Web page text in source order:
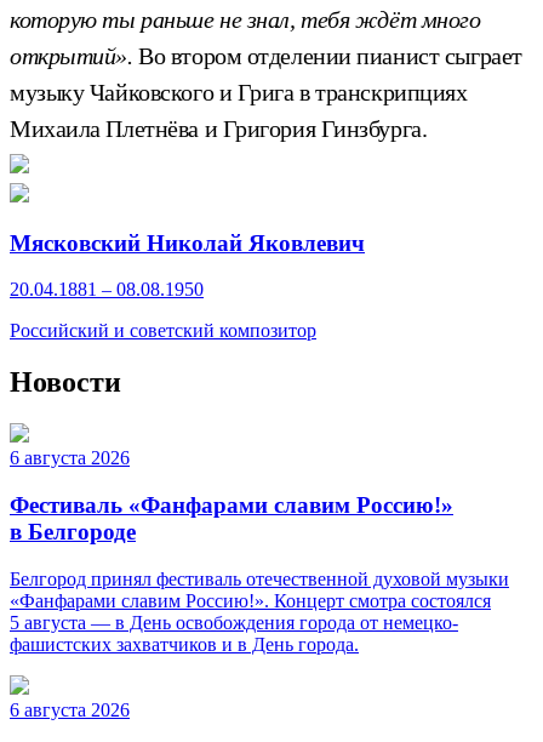
которую ты раньше не знал, тебя ждёт много
открытий». Во втором отделении пианист сыграет
музыку Чайковского и Грига в транскрипциях
Михаила Плетнёва и Григория Гинзбурга.
Мясковский Николай Яковлевич
20.04.1881 – 08.08.1950
Российский и советский композитор
Новости
6 августа 2026
Фестиваль «Фанфарами славим Россию!»
в Белгороде
Белгород принял фестиваль отечественной духовой музыки
«Фанфарами славим Россию!». Концерт смотра состоялся
5 августа — в День освобождения города от немецко-
фашистских захватчиков и в День города.
6 августа 2026